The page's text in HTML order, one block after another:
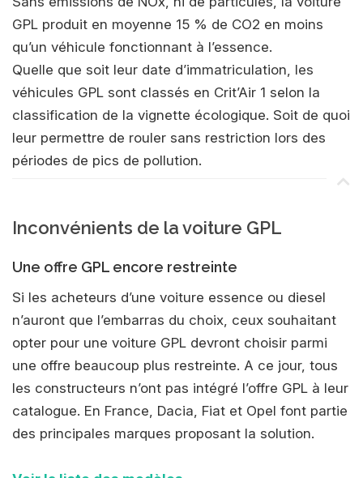
GPL produit en moyenne 15 % de CO2 en moins
qu’un véhicule fonctionnant à l’essence.
Quelle que soit leur date d’immatriculation, les
véhicules GPL sont classés en Crit’Air 1 selon la
classification de la vignette écologique. Soit de quoi
leur permettre de rouler sans restriction lors des
périodes de pics de pollution.
Inconvénients de la voiture GPL
Une offre GPL encore restreinte
Si les acheteurs d’une voiture essence ou diesel
n’auront que l’embarras du choix, ceux souhaitant
opter pour une voiture GPL devront choisir parmi
une offre beaucoup plus restreinte. A ce jour, tous
les constructeurs n’ont pas intégré l’offre GPL à leur
catalogue. En France, Dacia, Fiat et Opel font partie
des principales marques proposant la solution.